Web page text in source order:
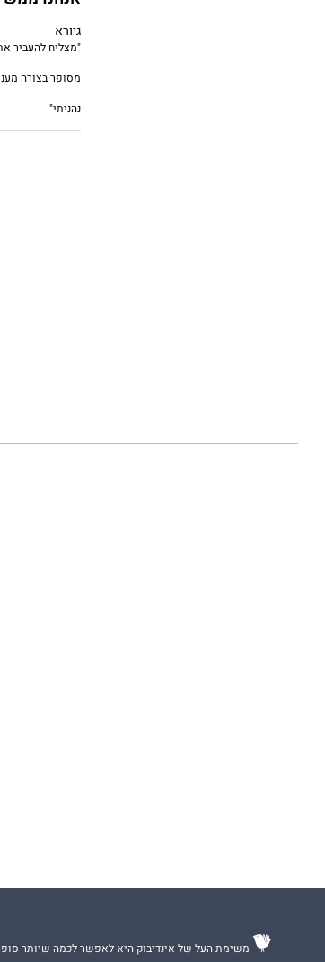
גיורא
"מצליח להעביר
מסופר בצורה
נהניתי"
משימת העל של אינדיבוק היא לאפשר לכמה שיותר